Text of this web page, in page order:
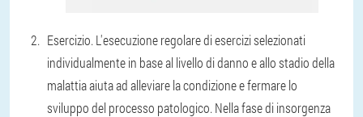
Esercizio. L'esecuzione regolare di esercizi selezionati
individualmente in base al livello di danno e allo stadio della
malattia aiuta ad alleviare la condizione e fermare lo
sviluppo del processo patologico. Nella fase di insorgenza